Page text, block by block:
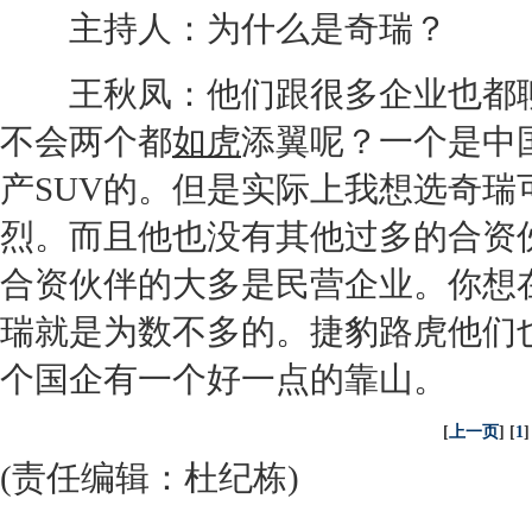
主持人：为什么是奇瑞 ？
王秋凤：他们跟很多企业也都
不会两个都如虎添翼呢？一个是中
产SUV的。但是实际上我想选奇瑞
烈。而且他也没有其他过多的合
合资伙伴的大多是民营企业。你
瑞就是为数不多的。 捷豹路虎他们
个国企有一个好一点的靠山。
[上一页] [1]
(责任编辑：杜纪栋)